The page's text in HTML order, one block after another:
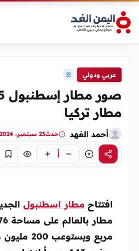
عربي ودولي
مطار تركيا
أحمد الفهد حدث23 سبتمبر، 2024
مشاركةاستماع أ تركيز
افتتاح مطار اسطنبول
مربع